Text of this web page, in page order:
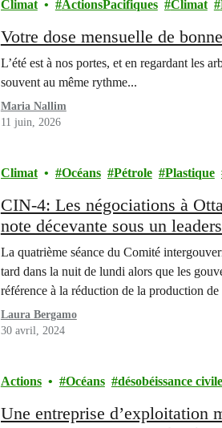
Climat ActionsPacifiques Climat
Votre dose mensuelle de
L’été est à nos portes, et en regardant les
souvent au même rythme...
Maria Nallim
11 juin, 2026
Climat Océans Pétrole Plastique
CIN-4: Les négociations à
note décevante sous un
La quatrième séance du Comité
tard dans la nuit de lundi alors que les
référence à la réduction de la production
Laura Bergamo
30 avril, 2024
Actions Océans désobéissance civile
Une entreprise d’exploitation